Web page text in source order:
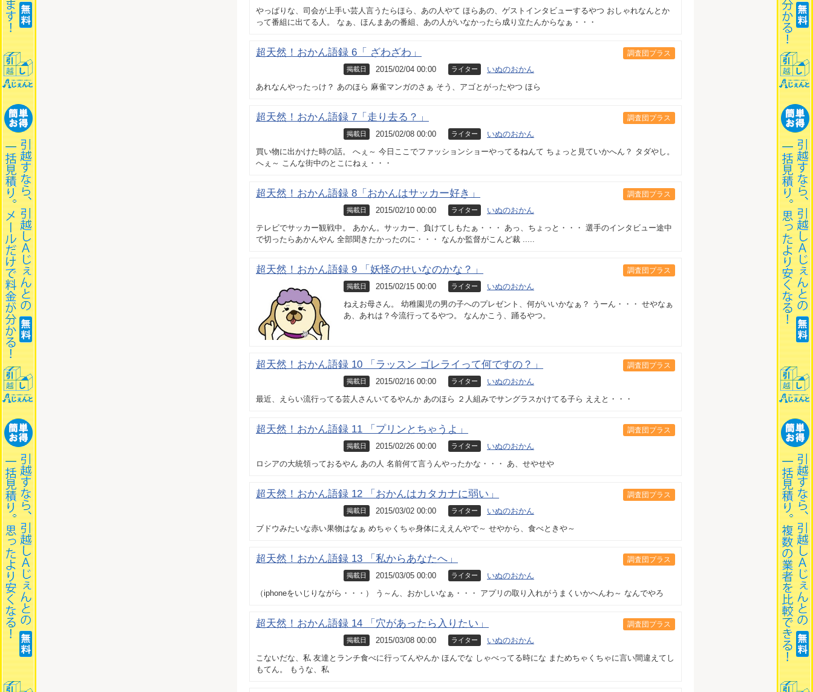
やっぱりな、司会が上手い芸人言うたらほら、あの人やて ほらあの、ゲストインタビューするやつ おしゃれなんとか
って番組に出てる人。 なぁ、ほんまあの番組、あの人がいなかったら成り立たんからなぁ・・・
超天然！おかん語録 6「 ざわざわ」 調査団プラス
掲載日 2015/02/04 00:00 ライター
いぬのおかん
あれなんやったっけ？ あのほら 麻雀マンガのさぁ そう、アゴとがったやつ ほら
超天然！おかん語録 7「走り去る？」 調査団プラス
掲載日 2015/02/08 00:00 ライター
いぬのおかん
買い物に出かけた時の話。 へぇ～ 今日ここでファッションショーやってるねんて ちょっと見ていかへん？ タダやし。
へぇ～ こんな街中のとこにねぇ・・・
超天然！おかん語録 8「おかんはサッカー好き」 調査団プラス
掲載日 2015/02/10 00:00 ライター
いぬのおかん
テレビでサッカー観戦中。 あかん。サッカー、負けてしもたぁ・・・ あっ、ちょっと・・・ 選手のインタビュー途中
で切ったらあかんやん 全部聞きたかったのに・・・ なんか監督がこんど裁 .....
超天然！おかん語録 9 「妖怪のせいなのかな？」 調査団プラス
掲載日 2015/02/15 00:00 ライター
いぬのおかん
ねえお母さん。 幼稚園児の男の子へのプレゼント、何がいいかなぁ？ うーん・・・ せやなぁ
あ、あれは？今流行ってるやつ。 なんかこう、踊るやつ。
超天然！おかん語録 10 「ラッスン ゴレライって何ですの？」 調査団プラス
掲載日 2015/02/16 00:00 ライター
いぬのおかん
最近、えらい流行ってる芸人さんいてるやんか あのほら ２人組みでサングラスかけてる子ら ええと・・・
超天然！おかん語録 11 「プリンとちゃうよ」 調査団プラス
掲載日 2015/02/26 00:00 ライター
いぬのおかん
ロシアの大統領っておるやん あの人 名前何て言うんやったかな・・・ あ、せやせや
超天然！おかん語録 12 「おかんはカタカナに弱い」 調査団プラス
掲載日 2015/03/02 00:00 ライター
いぬのおかん
ブドウみたいな赤い果物はなぁ めちゃくちゃ身体にええんやで～ せやから、食べときや～
超天然！おかん語録 13 「私からあなたへ」 調査団プラス
掲載日 2015/03/05 00:00 ライター
いぬのおかん
（iphoneをいじりながら・・・） う～ん、おかしいなぁ・・・ アプリの取り入れがうまくいかへんわ～ なんでやろ
超天然！おかん語録 14 「穴があったら入りたい」 調査団プラス
掲載日 2015/03/08 00:00 ライター
いぬのおかん
こないだな、私 友達とランチ食べに行ってんやんか ほんでな しゃべってる時にな まためちゃくちゃに言い間違えてし
もてん。 もうな、私